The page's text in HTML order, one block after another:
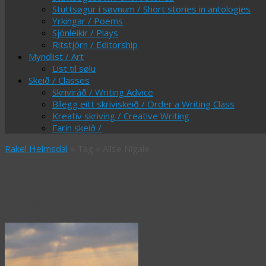
Stuttsøgur í søvnum / Short stories in antologies
Yrkingar / Poems
Sjónleikir / Plays
Ritstjórn / Editorship
Myndlist / Art
List til sølu
Skeið / Classes
Skriviráð / Writing Advice
Bílegg eitt skriviskeið / Order a Writing Class
Kreativ skriving / Creative Writing
Farin skeið /
Rakel Helmsdal